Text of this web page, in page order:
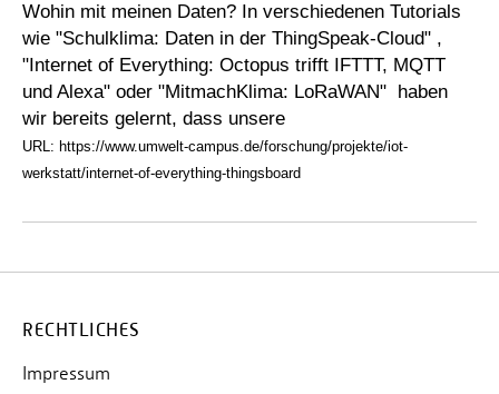
Wohin mit meinen Daten? In verschiedenen Tutorials
wie "Schulklima: Daten in der ThingSpeak-Cloud" ,
"Internet of Everything: Octopus trifft IFTTT, MQTT
und Alexa" oder "MitmachKlima: LoRaWAN" haben
wir bereits gelernt, dass unsere
URL: https://www.umwelt-campus.de/forschung/projekte/iot-
werkstatt/internet-of-everything-thingsboard
RECHTLICHES
Impressum